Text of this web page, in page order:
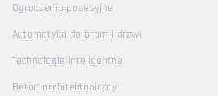
Ogrodzenia posesyjne
Automatyka do bram i drzwi
Technologie inteligentne
Beton architektoniczny